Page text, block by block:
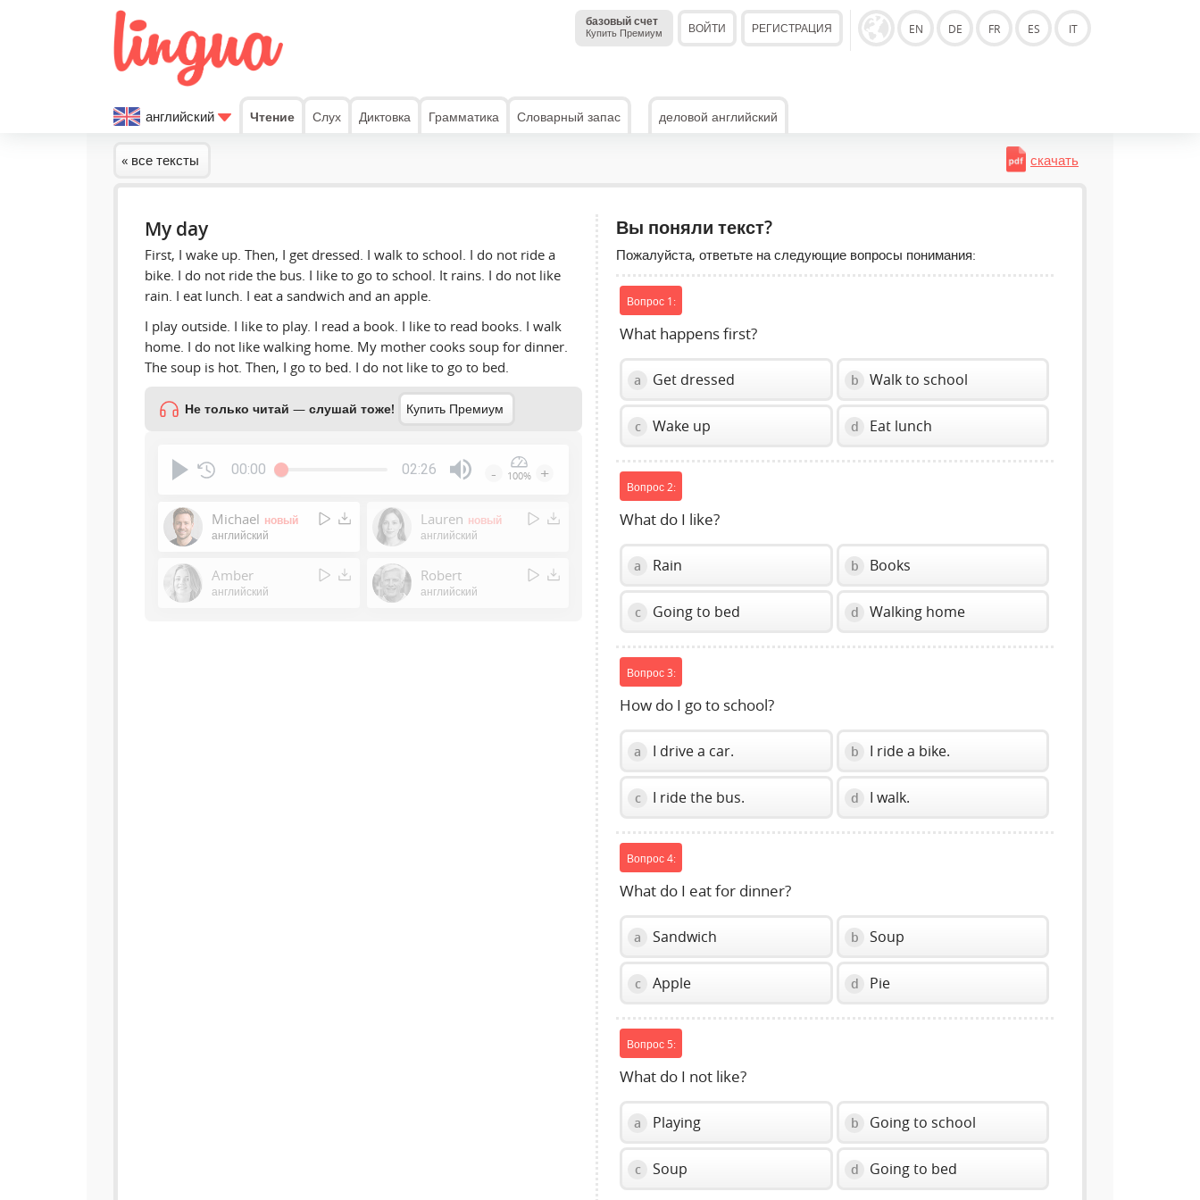
базовый счет
Купить Премиум ВОЙТИ РЕГИСТРАЦИЯ EN DE FR ES IT
английский Чтение Слух Диктовка Грамматика Словарный запас деловой английский
« все тексты скачать
My day
First, I wake up. Then, I get dressed. I walk to school. I do not ride a
bike. I do not ride the bus. I like to go to school. It rains. I do not like
rain. I eat lunch. I eat a sandwich and an apple.
I play outside. I like to play. I read a book. I like to read books. I walk
home. I do not like walking home. My mother cooks soup for dinner.
The soup is hot. Then, I go to bed. I do not like to go to bed.
Не только читай — слушай тоже! Купить Премиум
00:00 02:26
or
to
show
- 100% +
Michael новый
английский
Lauren новый
английский
Amber
английский
Robert
английский
Вы поняли текст?
Пожалуйста, ответьте на следующие вопросы понимания:
Вопрос 1:
What happens first?
a Get dressed b Walk to school
c Wake up d Eat lunch
Вопрос 2:
What do I like?
a Rain b Books
c Going to bed d Walking home
Вопрос 3:
How do I go to school?
a I drive a car. b I ride a bike.
c I ride the bus. d I walk.
Вопрос 4:
What do I eat for dinner?
a Sandwich b Soup
c Apple d Pie
Вопрос 5:
What do I not like?
a Playing b Going to school
c Soup d Going to bed